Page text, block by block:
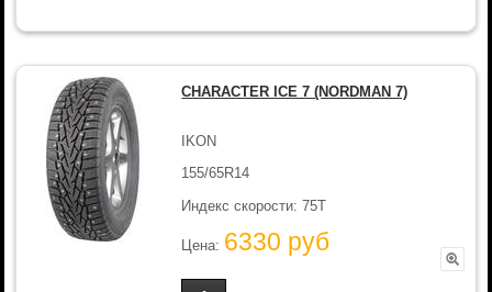
CHARACTER ICE 7 (NORDMAN 7)
IKON
155/65R14
Индекс скорости: 75T
Цена: 6330 руб